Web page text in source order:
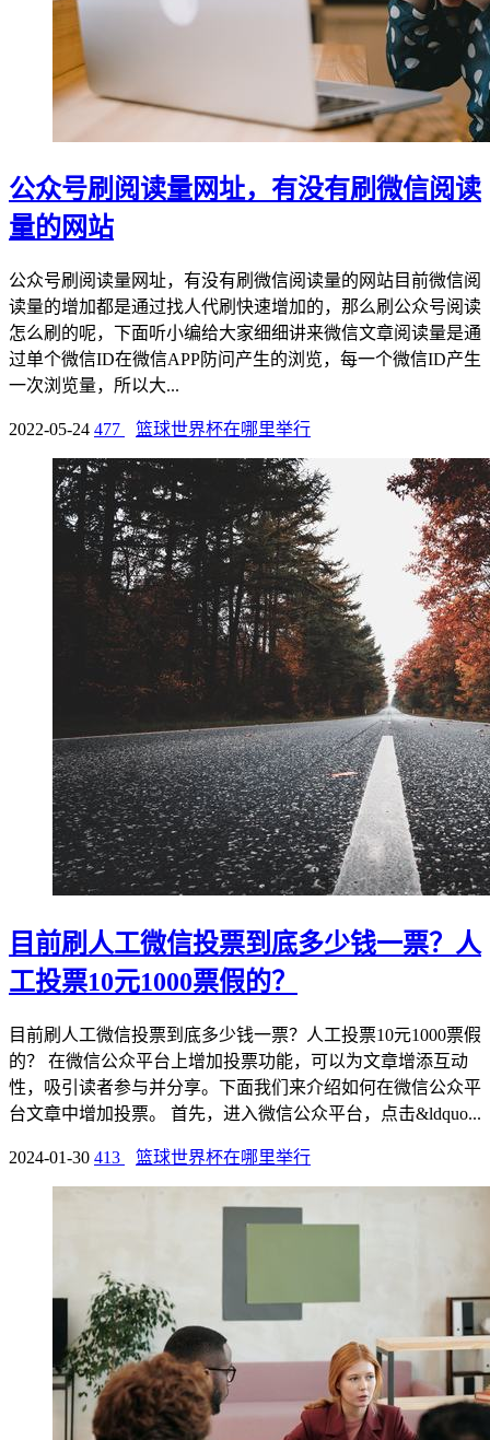
公众号刷阅读量网址，有没有刷微信阅读
量的网站
公众号刷阅读量网址，有没有刷微信阅读量的网站目前微信阅
读量的增加都是通过找人代刷快速增加的，那么刷公众号阅读
怎么刷的呢，下面听小编给大家细细讲来微信文章阅读量是通
过单个微信ID在微信APP防问产生的浏览，每一个微信ID产生
一次浏览量，所以大...
2022-05-24 477 篮球世界杯在哪里举行
目前刷人工微信投票到底多少钱一票？人
工投票10元1000票假的？
目前刷人工微信投票到底多少钱一票？人工投票10元1000票假
的？ 在微信公众平台上增加投票功能，可以为文章增添互动
性，吸引读者参与并分享。下面我们来介绍如何在微信公众平
台文章中增加投票。 首先，进入微信公众平台，点击&ldquo...
2024-01-30 413 篮球世界杯在哪里举行